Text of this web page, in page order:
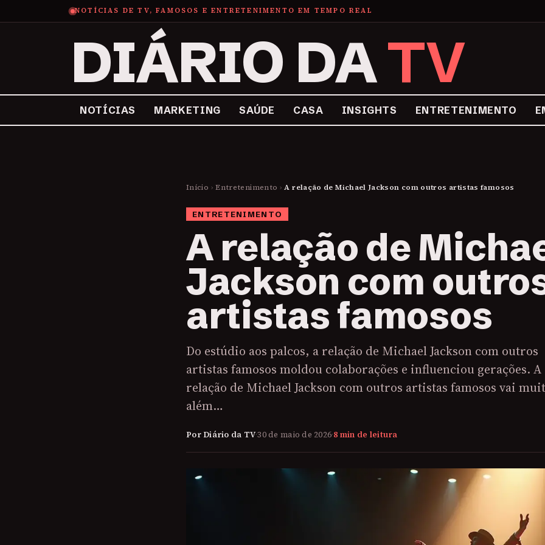
NOTÍCIAS DE TV, FAMOSOS E ENTRETENIMENTO EM TEMPO REAL
DIÁRIO DATV
NOTÍCIAS MARKETING SAÚDE CASA INSIGHTS ENTRETENIMENTO
Início › Entretenimento › A relação de Michael Jackson com outros artistas famosos
ENTRETENIMENTO
A relação de
Jackson com
artistas famosos
Do estúdio aos palcos, a relação de Michael Jackson com outros
artistas famosos moldou colaborações e influenciou gerações. A
relação de Michael Jackson com outros artistas famosos vai
além…
Por Diário da TV·30 de maio de 2026·8 min de leitura